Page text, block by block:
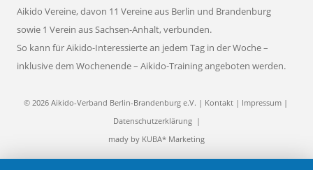
Aikido Vereine, davon 11 Vereine aus Berlin und Brandenburg
sowie 1 Verein aus Sachsen-Anhalt, verbunden.
So kann für Aikido-Interessierte an jedem Tag in der Woche –
inklusive dem Wochenende – Aikido-Training angeboten werden.
© 2026 Aikido-Verband Berlin-Brandenburg e.V. | Kontakt| Impressum|
Datenschutzerklärung |
mady by KUBA* Marketing